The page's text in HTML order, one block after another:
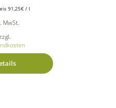
91,25€/ l
MwSt.